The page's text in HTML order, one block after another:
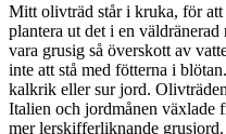
Mitt olivträd står i kruka, för
plantera ut det i en väldränerad
vara grusig så överskott av
inte att stå med fötterna i
kalkrik eller sur jord.
Italien och jordmånen växlade
mer lerskifferliknande grusjord.